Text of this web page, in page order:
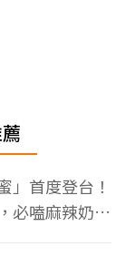
」首度登台！
必嗑麻辣奶油